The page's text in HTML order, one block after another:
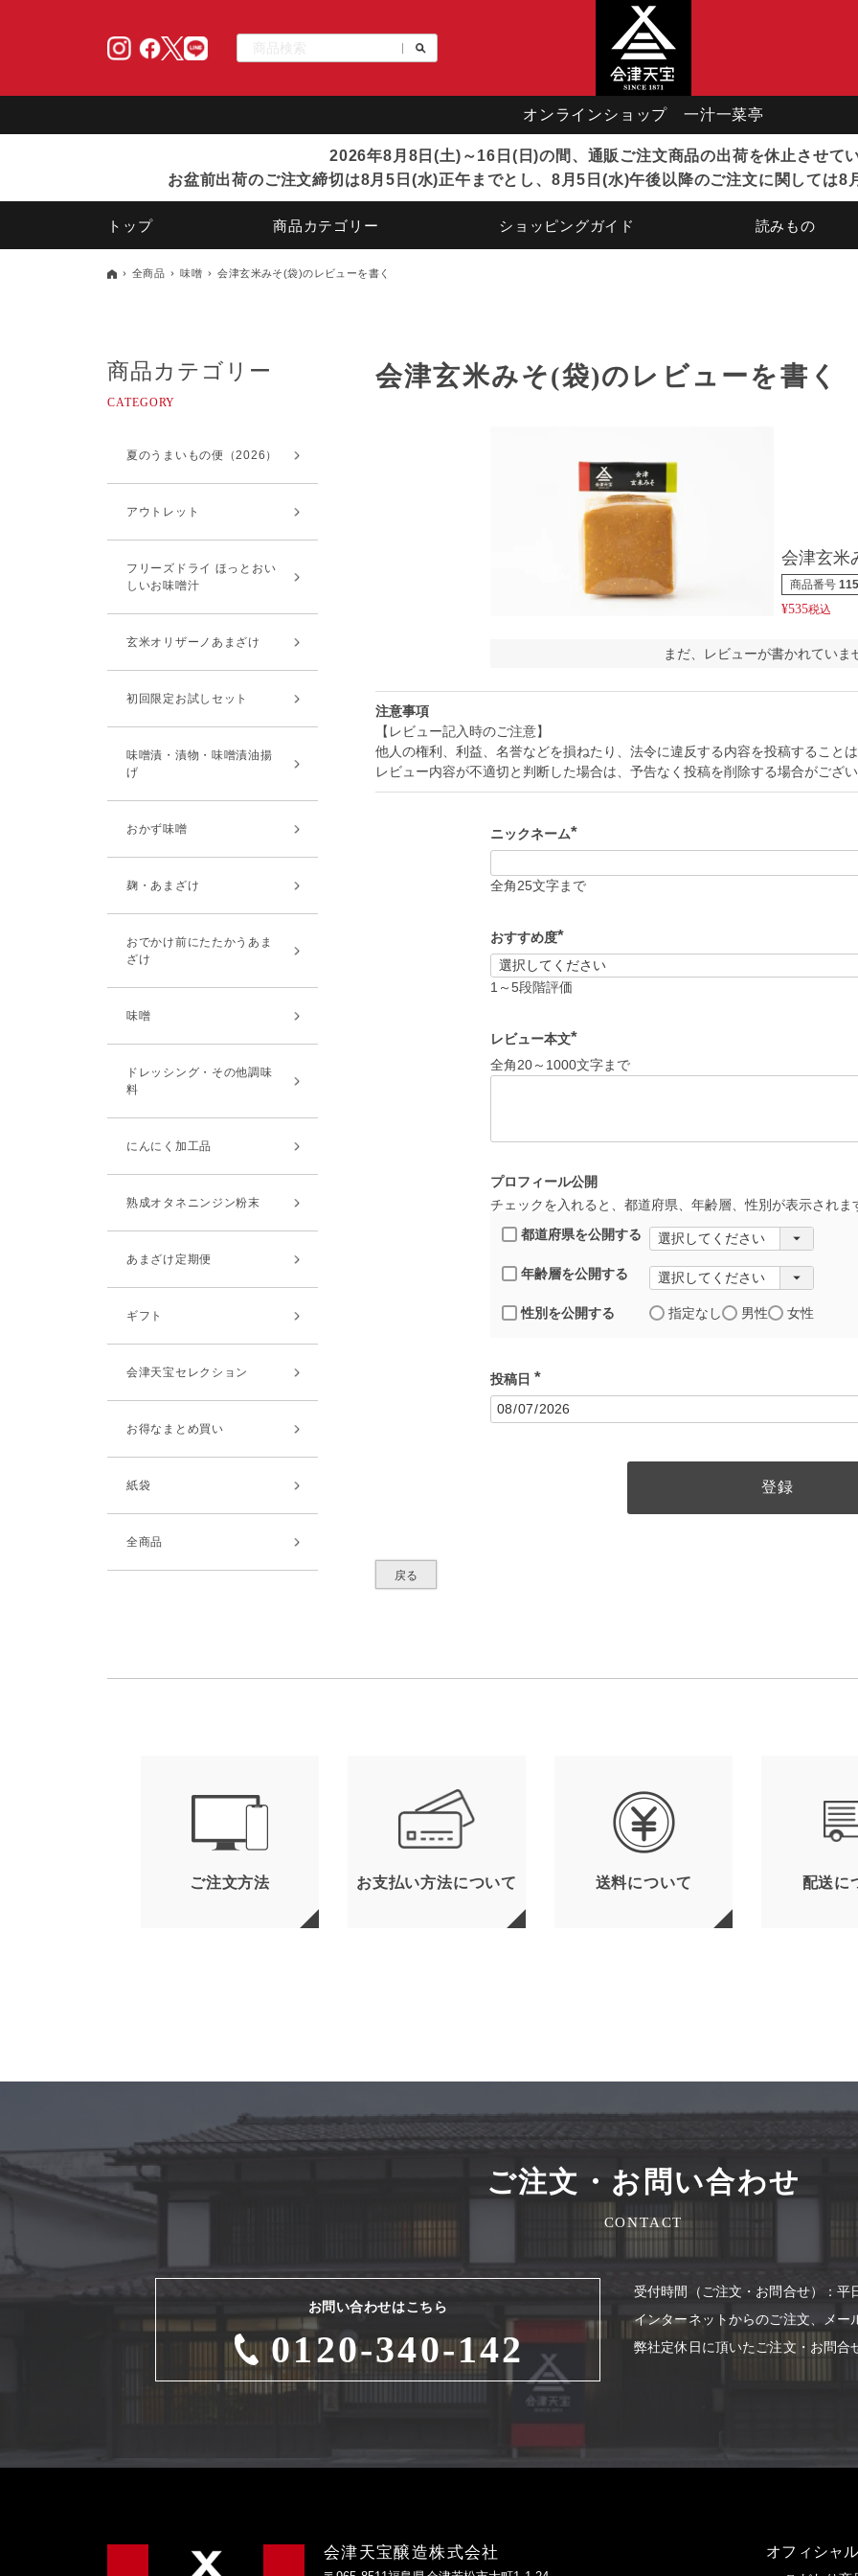
オンラインショップ 一汁一菜亭
2026年8月8日(土)～16日(日)の間、通販ご注文商品の出荷を休止させて
お盆前出荷のご注文締切は8月5日(水)正午までとし、8月5日(水)午後以降のご注文に関しては8
トップ 商品カテゴリー ショッピングガイド 読みもの
全商品 味噌 会津玄米みそ(袋)のレビューを書く
商品カテゴリー
夏のうまいもの便（2026）
アウトレット
フリーズドライ ほっとおい
しいお味噌汁
玄米オリザーノあまざけ
初回限定お試しセット
味噌漬・漬物・味噌漬油揚
げ
おかず味噌
麹・あまざけ
おでかけ前にたたかうあま
ざけ
味噌
ドレッシング・その他調味
料
にんにく加工品
熟成オタネニンジン粉末
あまざけ定期便
ギフト
会津天宝セレクション
お得なまとめ買い
紙袋
全商品
会津玄米みそ(袋)のレビューを書く
会津玄米
商品番号
¥535税込
まだ、レビューが書かれていま
注意事項
【レビュー記入時のご注意】
他人の権利、利益、名誉などを損ねたり、法令に違反する内容を投稿すること
レビュー内容が不適切と判断した場合は、予告なく投稿を削除する場合がござ
ニックネーム
(
須
)
全角25文字まで
おすすめ度
(
必
須
)
1～5段階評価
レビュー本文
必
須
全角20～1000文字まで
プロフィール公開
チェックを入れると、都道府県、年齢層、性別が表示されま
都道府県を公開する
年齢層を公開する
性別を公開する 指定なし 男性 女性
投稿日
(
必
須
登録
戻る
ご注文方法 お支払い方法について 送料について 配送に
ご注文・お問い合わせ
CONTACT
お問い合わせはこちら
0120-340-142
受付時間（ご注⽂・お問合せ）：平
インターネットからのご注⽂、メ
弊社定休⽇に頂いたご注⽂・お問合
会津天宝醸造株式会社 オフィシャ